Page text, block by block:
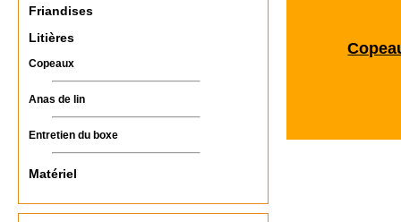
Friandises
Litières
Copeaux
Anas de lin
Entretien du boxe
Matériel